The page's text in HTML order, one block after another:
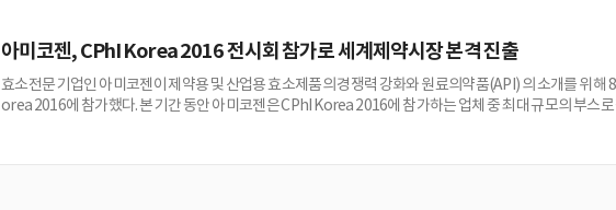
아미코젠, CPhI Korea 2016 전시회 참가로 세계제약시장 본격 진출
효소전문 기업인 아미코젠이 제약용 및 산업용 효소제품의 경쟁력 강화와 원료의약품(API) 의 소개를 위
orea 2016에 참가했다. 본 기간 동안 아미코젠은 CPhI Korea 2016에 참가하는 업체 중 최대 규모의 부스